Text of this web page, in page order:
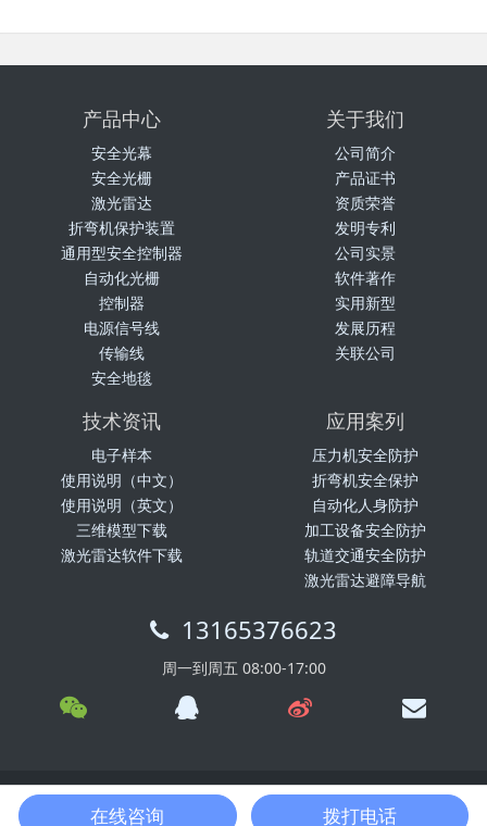
产品中心
安全光幕
安全光栅
激光雷达
折弯机保护装置
通用型安全控制器
自动化光栅
控制器
电源信号线
传输线
安全地毯
关于我们
公司简介
产品证书
资质荣誉
发明专利
公司实景
软件著作
实用新型
发展历程
关联公司
技术资讯
电子样本
使用说明（中文）
使用说明（英文）
三维模型下载
激光雷达软件下载
应用案列
压力机安全防护
折弯机安全保护
自动化人身防护
加工设备安全防护
轨道交通安全防护
激光雷达避障导航
13165376623
周一到周五 08:00-17:00
科力光电版权所有 2018-2028 网站备案号：鲁ICP备14008611号-1
在线咨询 拨打电话